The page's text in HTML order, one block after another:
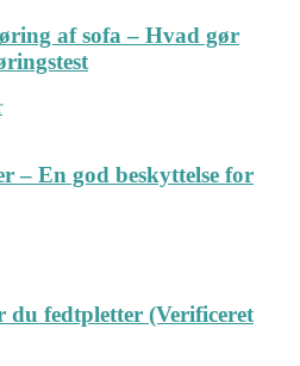
af sofa – Hvad gør
– En god beskyttelse for
du fedtpletter (Verificeret